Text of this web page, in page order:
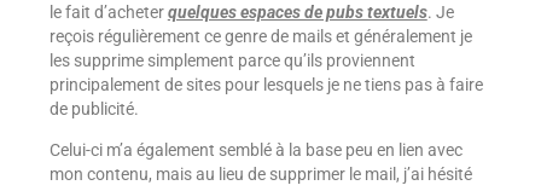
le fait d’acheterquelques espaces de pubs textuels. Je
reçois régulièrement ce genre de mails et généralement je
les supprime simplement parce qu’ils proviennent
principalement de sites pour lesquels je ne tiens pas à faire
de publicité.
Celui-ci m’a également semblé à la base peu en lien avec
mon contenu, mais au lieu de supprimer le mail, j’ai hésité